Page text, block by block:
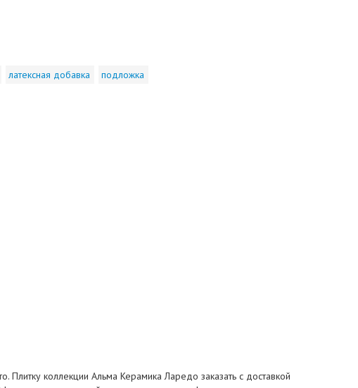
латексная добавка подложка
коллекции Альма Керамика Ларедо заказать с доставкой